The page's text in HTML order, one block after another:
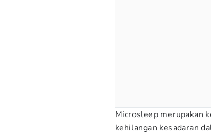
Microsleep merupakan
kehilangan kesadaran